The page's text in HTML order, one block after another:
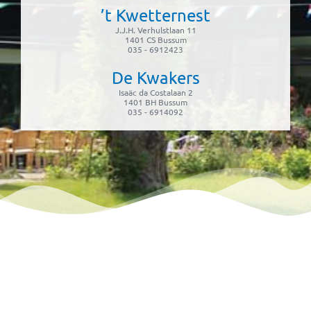
’t Kwetternest
J.J.H. Verhulstlaan 11
1401 CS Bussum
035 - 6912423
De Kwakers
Isaäc da Costalaan 2
1401 BH Bussum
035 - 6914092